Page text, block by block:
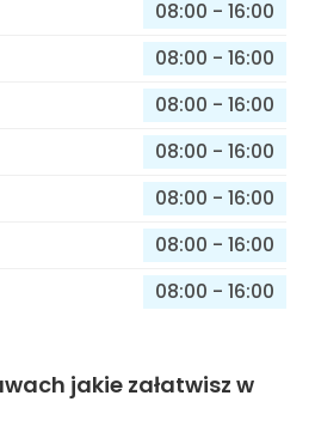
08:00 - 16:00
08:00 - 16:00
08:00 - 16:00
08:00 - 16:00
08:00 - 16:00
08:00 - 16:00
08:00 - 16:00
jakie załatwisz w